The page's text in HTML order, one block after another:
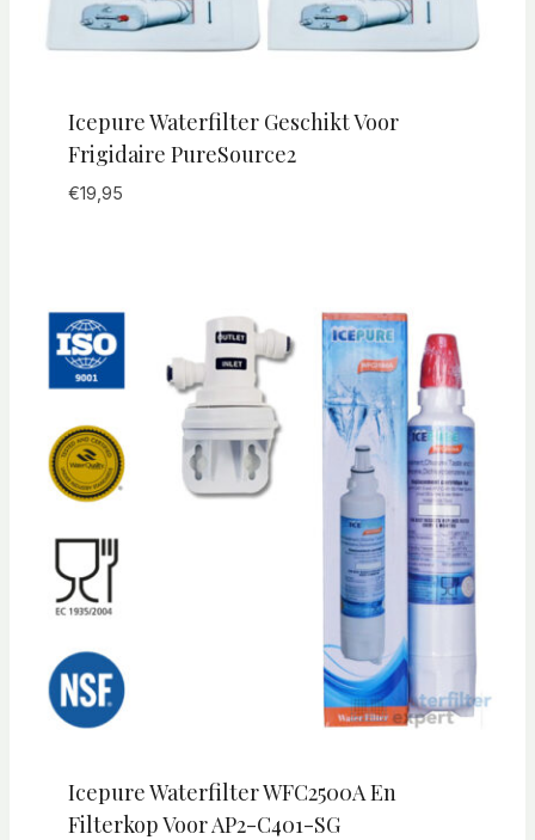
Icepure Waterfilter Geschikt Voor
Frigidaire PureSource2
€19,95
Icepure Waterfilter WFC2500A En
Filterkop Voor AP2-C401-SG